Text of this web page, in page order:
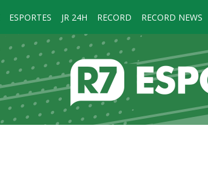
ESPORTES JR 24H RECORD RECORD NEWS